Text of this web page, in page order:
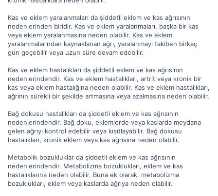
Kas ve eklem yaralanmaları da şiddetli eklem ve kas ağrısının
nedenlerinden biridir. Kas ve eklem yaralanmaları, başka bir kas
veya eklem yaralanmasına neden olabilir. Kas ve eklem
yaralanmalarından kaynaklanan ağrı, yaralanmayı takiben birkaç
gün geçebilir veya uzun süre devam edebilir.
Kas ve eklem hastalıkları da şiddetli eklem ve kas ağrısının
nedenlerindendir. Kas ve eklem hastalıkları, artrit veya kronik bir
kas veya eklem hastalığına neden olabilir. Kas ve eklem hastalıkları,
ağrının sürekli bir şekilde artmasına veya azalmasına neden olabilir.
Bağ dokusu hastalıkları da şiddetli eklem ve kas ağrısının
nedenlerindendir. Bağ doku, eklemlerde veya kaslarda meydana
gelen ağrıyı kontrol edebilir veya kısıtlayabilir. Bağ dokusu
hastalıkları, kronik eklem veya kas ağrısına neden olabilir.
Metabolik bozukluklar da şiddetli eklem ve kas ağrısının
nedenlerindendir. Metabolizma bozuklukları, eklem ve kas
hastalıklarına neden olabilir. Buna ek olarak, metabolizma
bozuklukları, eklem veya kaslarda ağrıya neden olabilir.